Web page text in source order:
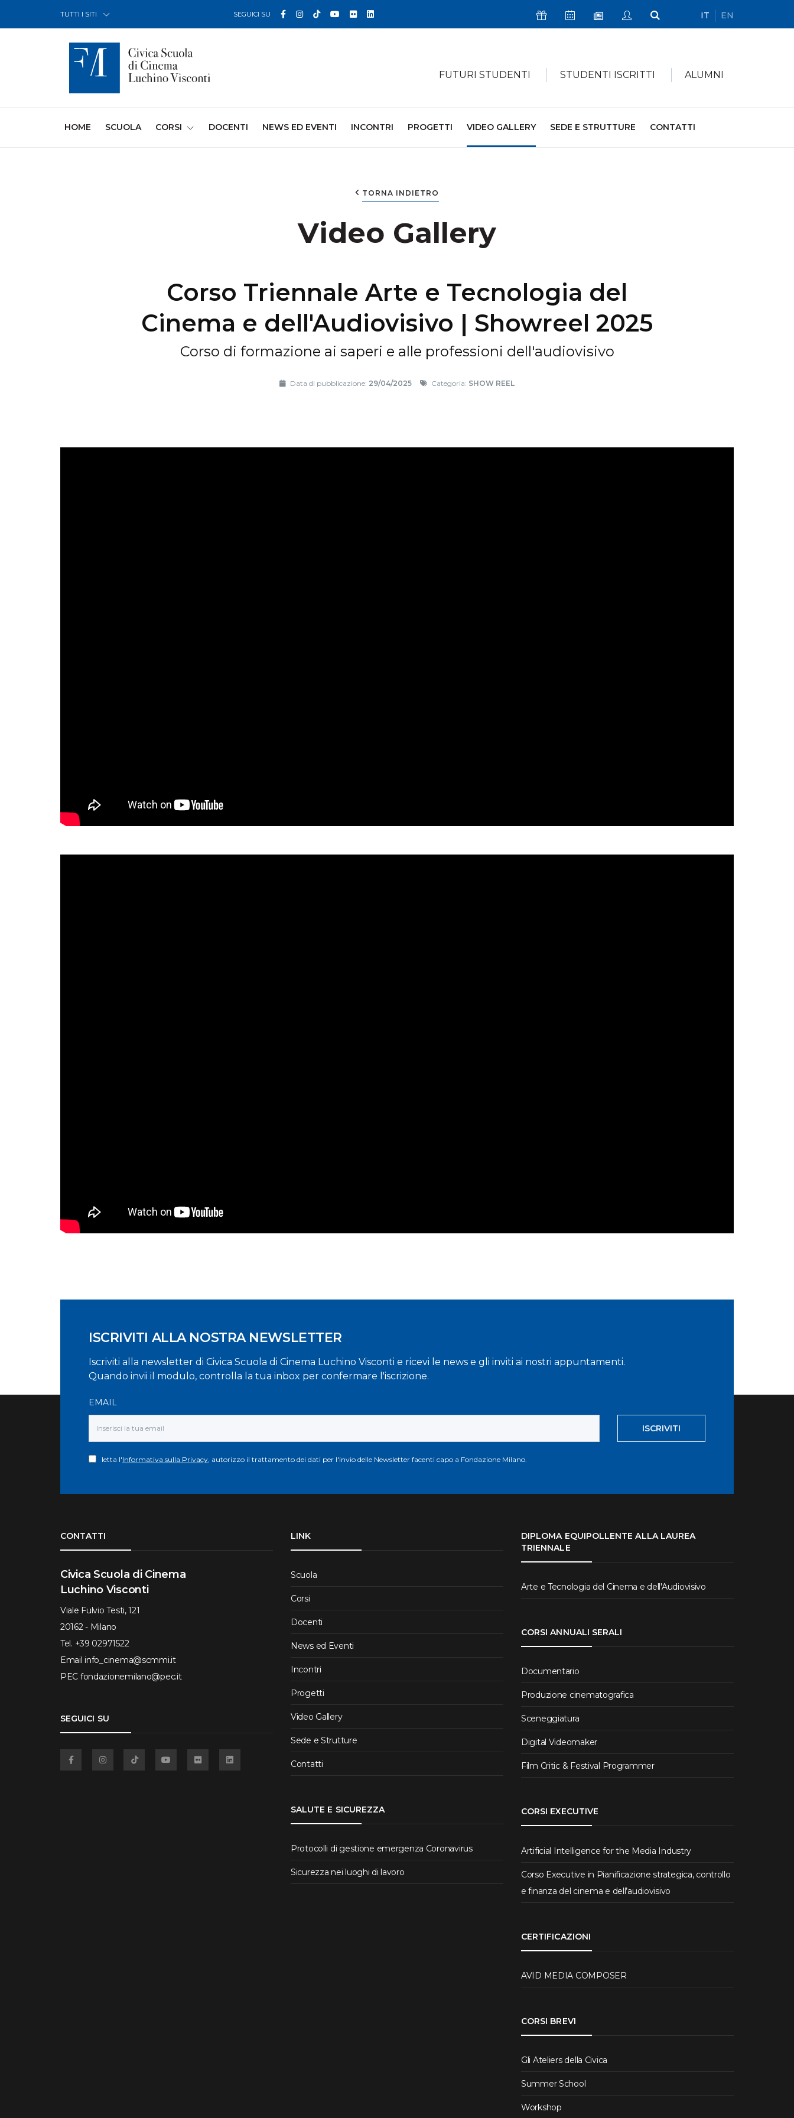
TUTTI I SITI SEGUICI SU Facebook
Instagram
TikTokYouTube
FlickrLinkedin Icona SostieniciIcona Calendario Eventi
Icona Newsletter
Icona My Civica
Icona Cerca
IT EN
FUTURI STUDENTI STUDENTI ISCRITTI ALUMNI
HOME (CURRENT)
SCUOLA CORSI DOCENTI NEWS ED EVENTI INCONTRI PROGETTI VIDEO GALLERY SEDE E STRUTTURE CONTATTI
TORNA INDIETRO
Video Gallery
Corso Triennale Arte e Tecnologia del
Cinema e dell'Audiovisivo | Showreel 2025
Corso di formazione ai saperi e alle professioni dell'audiovisivo
Data di pubblicazione: 29/04/2025 Categoria: SHOW REEL
ISCRIVITI ALLA NOSTRA NEWSLETTER
Iscriviti alla newsletter di Civica Scuola di Cinema Luchino Visconti e ricevi le news e gli inviti ai nostri appuntamenti.
Quando invii il modulo, controlla la tua inbox per confermare l'iscrizione.
EMAIL
ISCRIVITI
letta l'Informativa sulla Privacy, autorizzo il trattamento dei dati per l'invio delle Newsletter facenti capo a Fondazione Milano.
CONTATTI
Civica Scuola di Cinema
Luchino Visconti
Viale Fulvio Testi, 121
20162 - Milano
Tel. +39 02971522
Email info_cinema@scmmi.it
PEC fondazionemilano@pec.it
SEGUICI SU
LINK
Scuola
Corsi
Docenti
News ed Eventi
Incontri
Progetti
Video Gallery
Sede e Strutture
Contatti
SALUTE E SICUREZZA
Protocolli di gestione emergenza Coronavirus
Sicurezza nei luoghi di lavoro
DIPLOMA EQUIPOLLENTE ALLA LAUREA
TRIENNALE
Arte e Tecnologia del Cinema e dell'Audiovisivo
CORSI ANNUALI SERALI
Documentario
Produzione cinematografica
Sceneggiatura
Digital Videomaker
Film Critic & Festival Programmer
CORSI EXECUTIVE
Artificial Intelligence for the Media Industry
Corso Executive in Pianificazione strategica, controllo
e finanza del cinema e dell’audiovisivo
CERTIFICAZIONI
AVID MEDIA COMPOSER
CORSI BREVI
Gli Ateliers della Civica
Summer School
Workshop